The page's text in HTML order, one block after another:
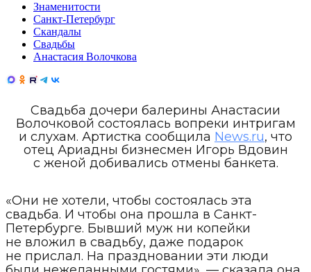
Знаменитости
Санкт-Петербург
Скандалы
Свадьбы
Анастасия Волочкова
Свадьба дочери балерины Анастасии
Волочковой состоялась вопреки интригам
и слухам. Артистка сообщила News.ru, что
отец Ариадны бизнесмен Игорь Вдовин
с женой добивались отмены банкета.
«Они не хотели, чтобы состоялась эта
свадьба. И чтобы она прошла в Санкт-
Петербурге. Бывший муж ни копейки
не вложил в свадьбу, даже подарок
не прислал. На праздновании эти люди